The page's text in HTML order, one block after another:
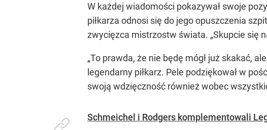
W każdej wiadomości pokazywał swoje
piłkarza odnosi się do jego opuszczenia
zwycięzca mistrzostw świata. „Skupcie się
„To prawda, że nie będę mógł już skakać,
legendarny piłkarz. Pele podziękował w
swoją wdzięczność również wobec
Schmeichel i Rodgers komplementowali